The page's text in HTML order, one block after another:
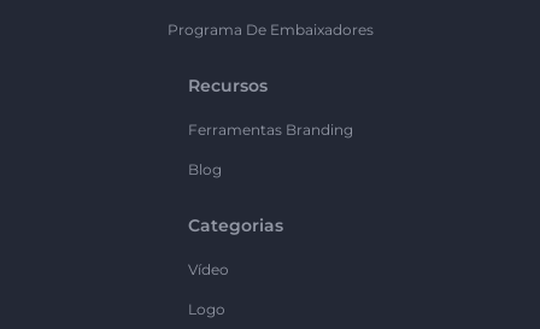
Programa De Embaixadores
Recursos
Ferramentas Branding
Blog
Categorias
Vídeo
Logo